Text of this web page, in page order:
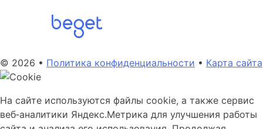
© 2026 • Политика конфиденциальности • Карта сайта
На сайте используются файлы cookie, а также сервис
веб‑аналитики Яндекс.Метрика для улучшения работы